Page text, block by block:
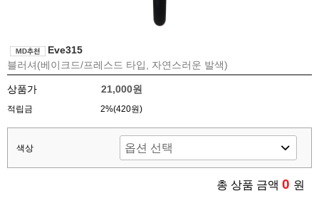
Eve315
블러셔(베이크드/프레스드 타입, 자연스러운 발색)
상품가 21,000원
적립금 2%(420원)
색상
총 상품 금액 0 원